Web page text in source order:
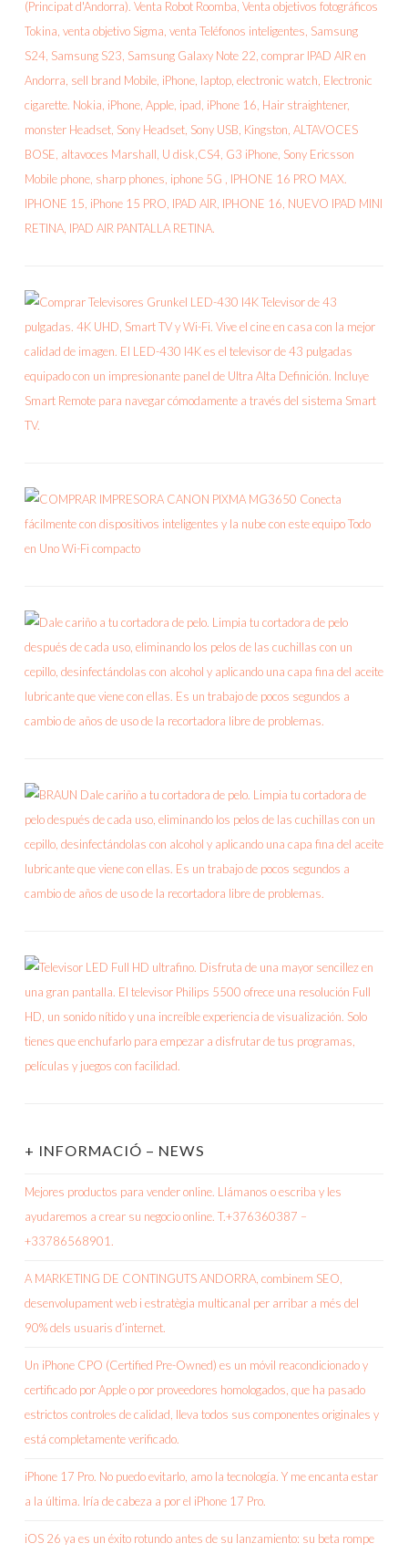
+ INFORMACIÓ – NEWS
Mejores productos para vender online. Llámanos o escriba y les
ayudaremos a crear su negocio online. T.+376360387 –
+33786568901.
A MARKETING DE CONTINGUTS ANDORRA, combinem SEO,
desenvolupament web i estratègia multicanal per arribar a més del
90% dels usuaris d’internet.
Un iPhone CPO (Certified Pre-Owned) es un móvil reacondicionado y
certificado por Apple o por proveedores homologados, que ha pasado
estrictos controles de calidad, lleva todos sus componentes originales y
está completamente verificado.
iPhone 17 Pro. No puedo evitarlo, amo la tecnología. Y me encanta estar
a la última. Iría de cabeza a por el iPhone 17 Pro.
iOS 26 ya es un éxito rotundo antes de su lanzamiento: su beta rompe